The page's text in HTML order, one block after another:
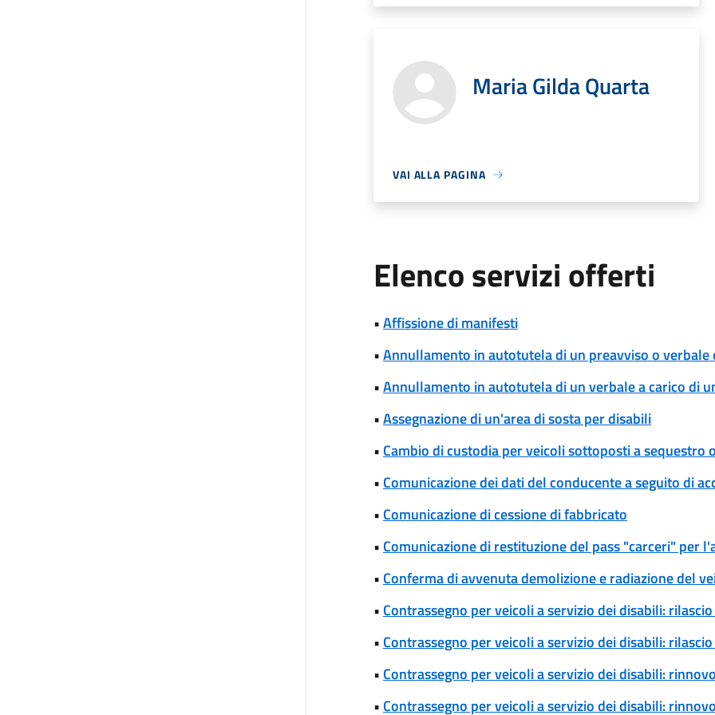
Maria Gilda Quarta
VAI ALLA PAGINA
Elenco servizi offerti
•Affissione di manifesti
•Annullamento in autotutela di un preavviso o verbale
•Annullamento in autotutela di un verbale a carico di
•Assegnazione di un'area di sosta per disabili
• Cambio di custodia per veicoli sottoposti a
• Comunicazione dei dati del conducente a seguito di
• Comunicazione di cessione di fabbricato
• Comunicazione di restituzione del pass "carceri" per
• Conferma di avvenuta demolizione e radiazione del
• Contrassegno per veicoli a servizio dei disabili:
• Contrassegno per veicoli a servizio dei disabili:
• Contrassegno per veicoli a servizio dei disabili:
• Contrassegno per veicoli a servizio dei disabili: